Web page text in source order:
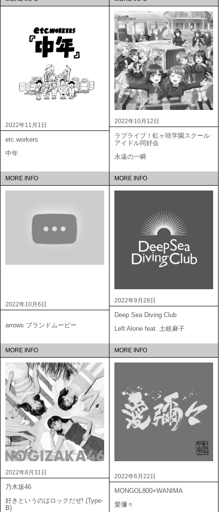
2022年11月1日
etc.workers
中年
MORE INFO
2022年10月12日
ラブライブ！虹ヶ咲学園スクール
アイドル同好会
永遠の一瞬
MORE INFO
2022年10月6日
arrows ブランドムービー
MORE INFO
2022年9月28日
Deep Sea Diving Club
Left Alone feat. 土岐麻子
MORE INFO
2022年8月31日
乃木坂46
好きというのはロックだぜ! (Type-
B)
2022年6月22日
MONGOL800×WANIMA
愛彌々